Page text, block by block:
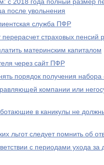
после увольнения
служба ПФР
перерасчет страховых
материнским капиталом
через сайт ПФР
порядок получения набора
компании или
в каникулы не
льгот следует помнить об
с периодами ухода за